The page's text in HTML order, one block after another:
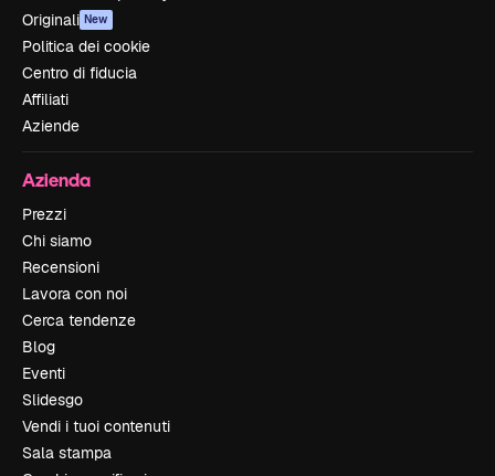
Originali New
Politica dei cookie
Centro di fiducia
Affiliati
Aziende
Azienda
Prezzi
Chi siamo
Recensioni
Lavora con noi
Cerca tendenze
Blog
Eventi
Slidesgo
Vendi i tuoi contenuti
Sala stampa